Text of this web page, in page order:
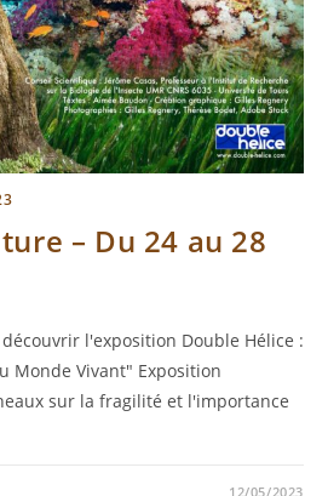
– Du 24 au 28
l'exposition Double Hélice :
Monde Vivant" Exposition
sur la fragilité et l'importance
12/05/2023